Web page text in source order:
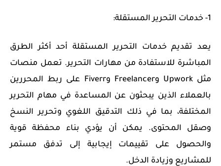
1- خدمات التحرير المستقلة:
يعد تقديم خدمات التحرير المستقلة أحد أكثر الطرق
المباشرة للاستفادة من مهارات التحرير. تعمل منصات
مثل Upwork وFreelancer وFiverr على ربط المحررين
بالعملاء الذين يبحثون عن المساعدة في مهام التحرير
المختلفة، بما في ذلك التدقيق اللغوي وتحرير النسخ
وصقل المحتوى. يمكن أن يؤدي بناء محفظة قوية
والحصول على تقييمات إيجابية إلى تدفق مستمر
للمشاريع وزيادة الدخل.